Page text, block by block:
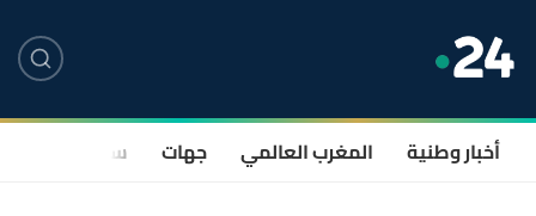
أخبار وطنية المغرب العالمي جهات سياسة